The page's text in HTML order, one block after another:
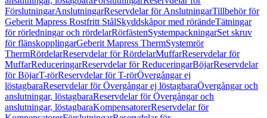
FörslutningarAnslutningarReservdelar för AnslutningarTillbehör för
Geberit Mapress Rostfritt StålSkyddskåpor med rörändeTätningar
för rörledningar och rördelarRörfästenSystempackningarSet skruv
för flänskopplingarGeberit Mapress ThermSystemrör
ThermRördelarReservdelar för RördelarMuffarReservdelar för
MuffarReduceringarReservdelar för ReduceringarBöjarReservdelar
för BöjarT-rörReservdelar för T-rörÖvergångar ej
löstagbaraReservdelar för Övergångar ej löstagbaraÖvergångar och
anslutningar, löstagbaraReservdelar för Övergångar och
anslutningar, löstagbaraKompensatorerReservdelar för